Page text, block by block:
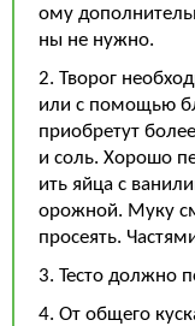
ому
ны не нужно.
2. Творог
или с помощью
приобретут
и соль. Хорошо
ить яйца с
орожной. Муку
просеять.
3. Тесто должно
4. От общего